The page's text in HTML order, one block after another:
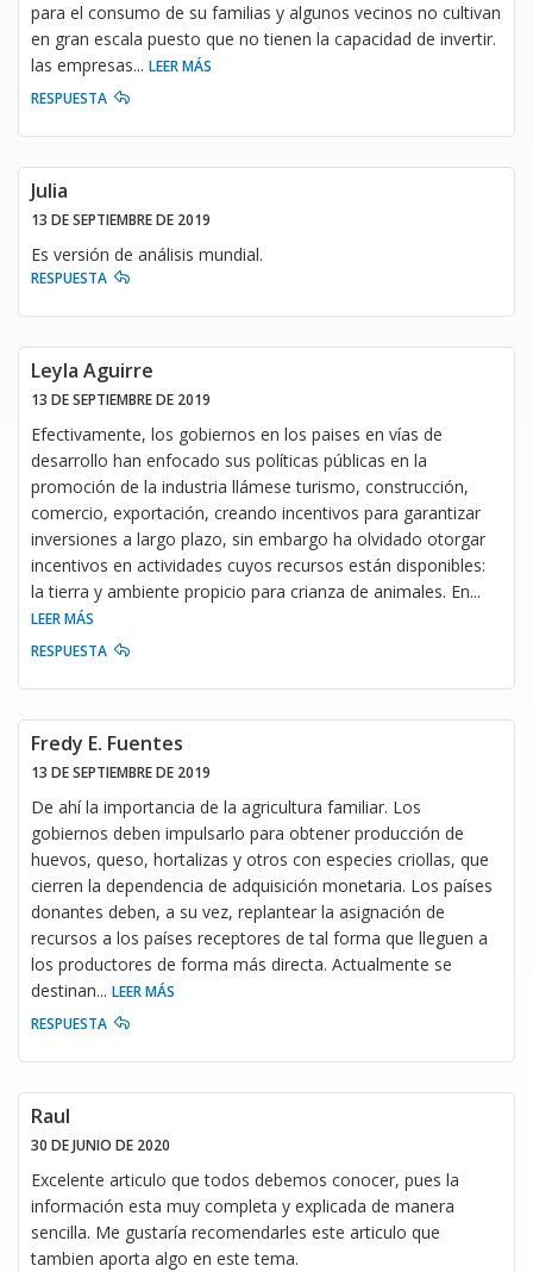
para el consumo de su familias y algunos vecinos no cultivan
en gran escala puesto que no tienen la capacidad de invertir.
las empresas... LEER MÁS
RESPUESTA
Julia
13 DE SEPTIEMBRE DE 2019
Es versión de análisis mundial.
RESPUESTA
Leyla Aguirre
13 DE SEPTIEMBRE DE 2019
Efectivamente, los gobiernos en los paises en vías de
desarrollo han enfocado sus políticas públicas en la
promoción de la industria llámese turismo, construcción,
comercio, exportación, creando incentivos para garantizar
inversiones a largo plazo, sin embargo ha olvidado otorgar
incentivos en actividades cuyos recursos están disponibles:
la tierra y ambiente propicio para crianza de animales. En...
LEER MÁS
RESPUESTA
Fredy E. Fuentes
13 DE SEPTIEMBRE DE 2019
De ahí la importancia de la agricultura familiar. Los
gobiernos deben impulsarlo para obtener producción de
huevos, queso, hortalizas y otros con especies criollas, que
cierren la dependencia de adquisición monetaria. Los países
donantes deben, a su vez, replantear la asignación de
recursos a los países receptores de tal forma que lleguen a
los productores de forma más directa. Actualmente se
destinan... LEER MÁS
RESPUESTA
Raul
30 DE JUNIO DE 2020
Excelente articulo que todos debemos conocer, pues la
información esta muy completa y explicada de manera
sencilla. Me gustaría recomendarles este articulo que
tambien aporta algo en este tema.